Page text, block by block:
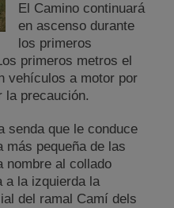
El Camino continuará
en ascenso durante
los primeros
primeros metros el
vehículos a motor por
la precaución.
senda que le conduce
más pequeña de las
nombre al collado
a la izquierda la
del ramal Camí dels